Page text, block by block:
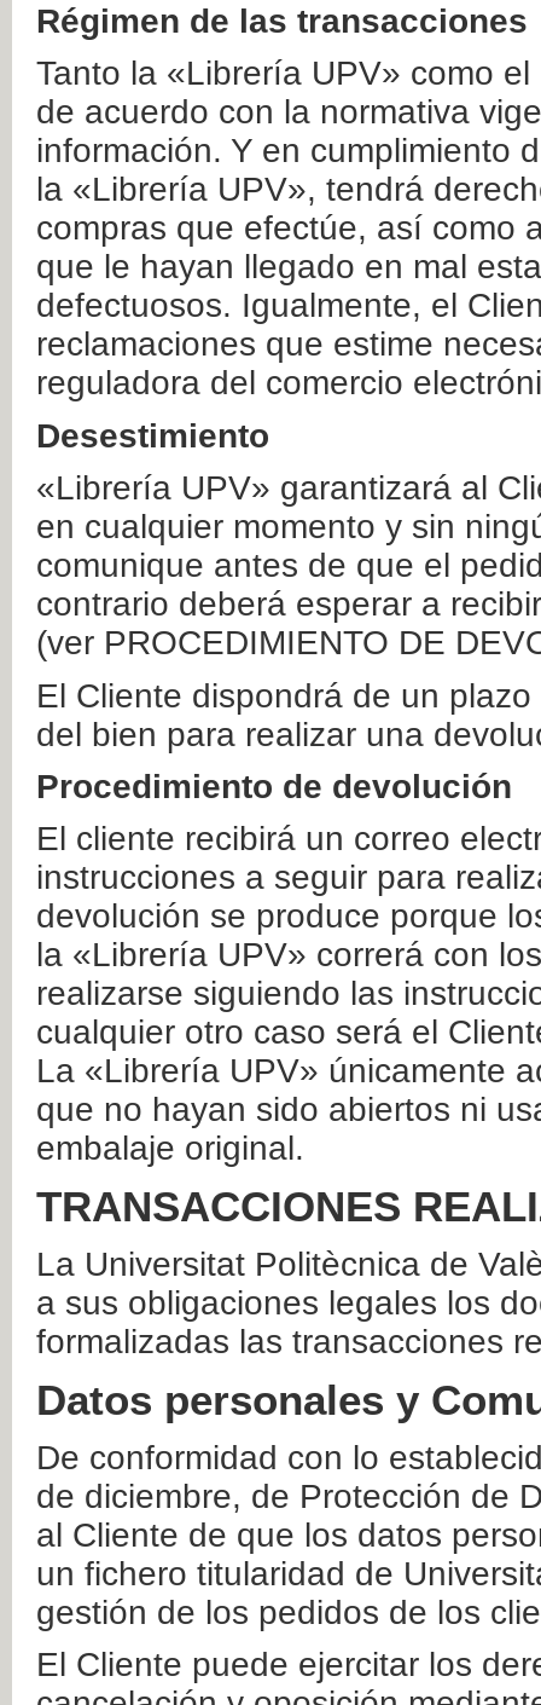
Régimen de las transacciones
Tanto la «Librería UPV» como
de acuerdo con la normativa
información. Y en cumplimiento
la «Librería UPV», tendrá
compras que efectúe, así como
que le hayan llegado en mal
defectuosos. Igualmente, el
reclamaciones que estime
reguladora del comercio
Desestimiento
«Librería UPV» garantizará al
en cualquier momento y sin
comunique antes de que el
contrario deberá esperar a
(ver PROCEDIMIENTO DE
El Cliente dispondrá de un
del bien para realizar una
Procedimiento de devolución
El cliente recibirá un correo
instrucciones a seguir para
devolución se produce porque
la «Librería UPV» correrá con
realizarse siguiendo las
cualquier otro caso será el
La «Librería UPV» únicamente
que no hayan sido abiertos ni
embalaje original.
TRANSACCIONES
La Universitat Politècnica de
a sus obligaciones legales los
formalizadas las transacciones
Datos personales y
De conformidad con lo
de diciembre, de Protección de
al Cliente de que los datos
un fichero titularidad de
gestión de los pedidos de los
El Cliente puede ejercitar los